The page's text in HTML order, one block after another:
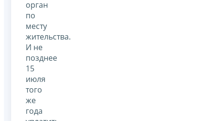
орган
по
месту
жительства.
И не
позднее
15
июля
того
же
года